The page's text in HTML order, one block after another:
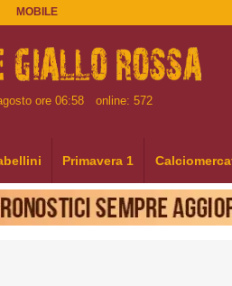
MOBILE
ore 06:58 online: 572
Primavera 1